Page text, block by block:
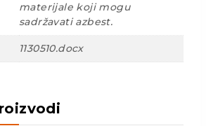
materijale koji mogu
sadržavati azbest.
1130510.docx